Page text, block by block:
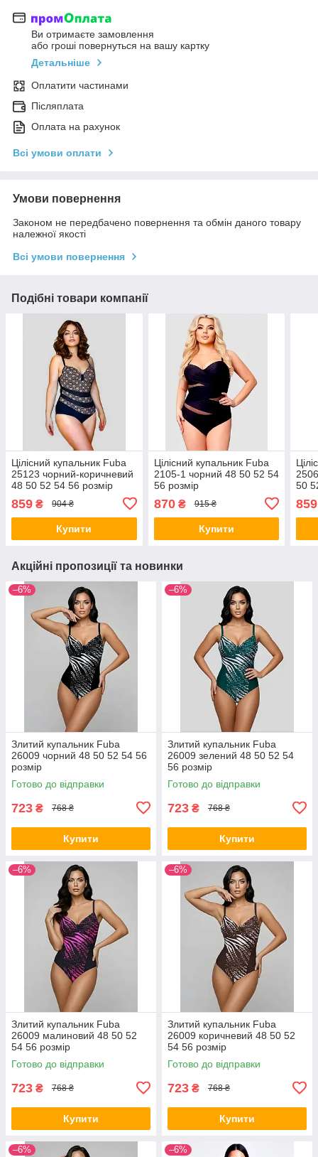
Ви отримаєте замовлення
або гроші повернуться на вашу картку
Детальніше
Оплатити частинами
Післяплата
Оплата на рахунок
Всі умови оплати
Умови повернення
Законом не передбачено повернення та обмін даного товару
належної якості
Всі умови повернення
Подібні товари компанії
Цілісний купальник Fuba
25123 чорний-коричневий
48 50 52 54 56 розмір
859 ₴ 904 ₴
Купити
Цілісний купальник Fuba
2105-1 чорний 48 50 52 54
56 розмір
870₴ 915 ₴
Купити
50
859
Акційні пропозиції та новинки
–6%
Злитий купальник Fuba
26009 чорний 48 50 52 54 56
розмір
Готово до відправки
723 ₴ 768 ₴
Купити
–6%
Злитий купальник Fuba
26009 зелений 48 50 52 54
56 розмір
Готово до відправки
723 ₴ 768 ₴
Купити
–6%
Злитий купальник Fuba
26009 малиновий 48 50 52
54 56 розмір
Готово до відправки
723 ₴ 768 ₴
Купити
–6%
Злитий купальник Fuba
26009 коричневий 48 50 52
54 56 розмір
Готово до відправки
723 ₴ 768 ₴
Купити
–6% –6%